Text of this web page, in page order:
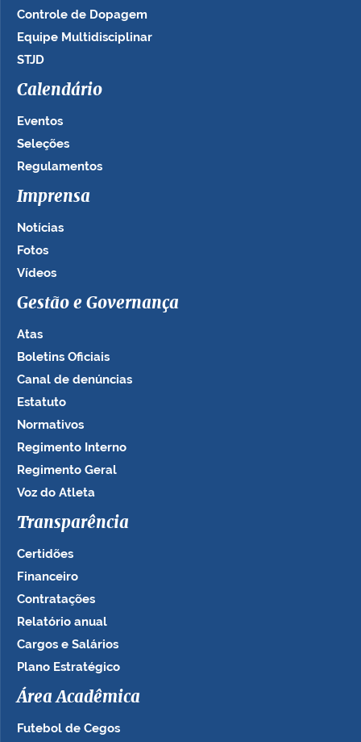
Controle de Dopagem
Equipe Multidisciplinar
STJD
Calendário
Eventos
Seleções
Regulamentos
Imprensa
Notícias
Fotos
Vídeos
Gestão e Governança
Atas
Boletins Oficiais
Canal de denúncias
Estatuto
Normativos
Regimento Interno
Regimento Geral
Voz do Atleta
Transparência
Certidões
Financeiro
Contratações
Relatório anual
Cargos e Salários
Plano Estratégico
Área Acadêmica
Futebol de Cegos